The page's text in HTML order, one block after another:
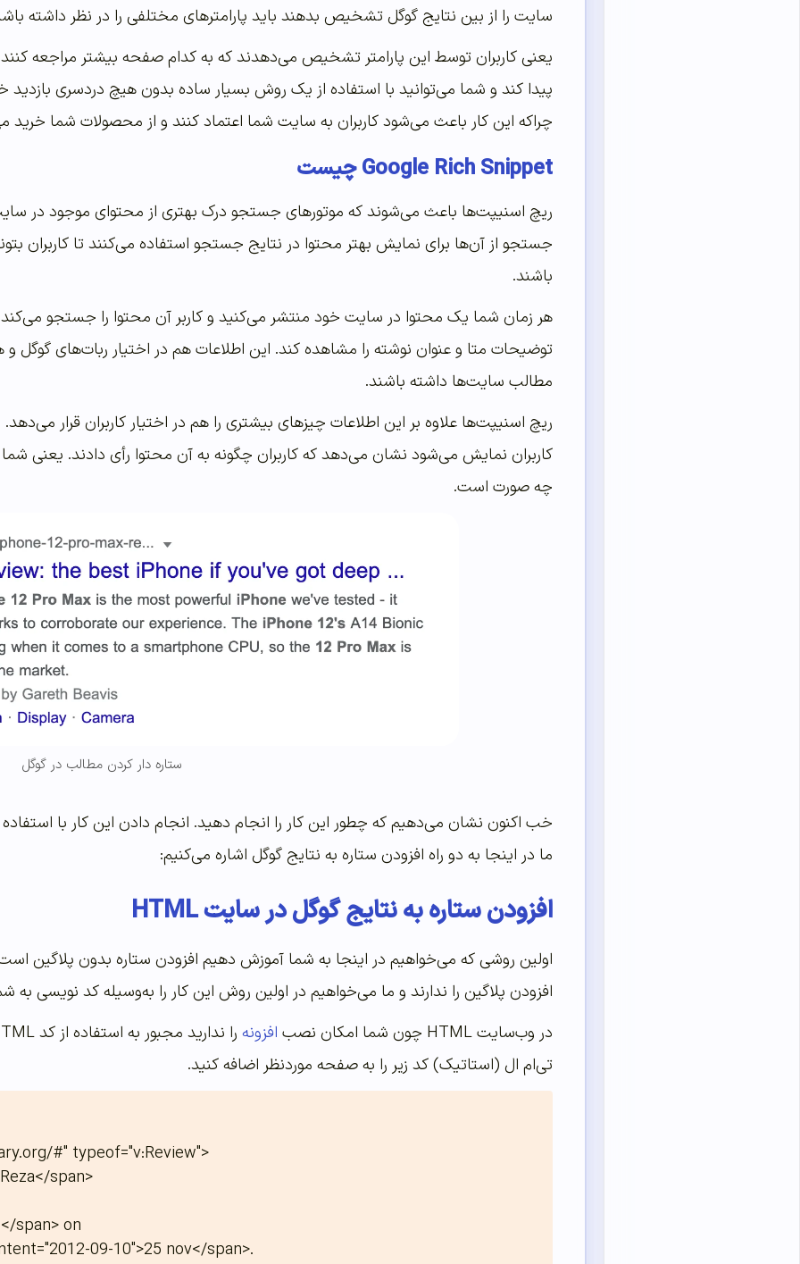
سایت را از بین نتایج گوگل تشخیص بدهند باید پارامترهای مختلفی را در نظر داشته
یعنی کاربران توسط این پارامتر تشخیص می‌دهدند که به کدام صفحه بیشتر مراجعه
پیدا کند و شما می‌توانید با استفاده از یک روش بسیار ساده بدون هیچ دردسری بازدید
چراکه این کار باعث می‌شود کاربران به سایت شما اعتماد کنند و از محصولات شما خرید
Google Rich Snippet چیست
ریچ اسنیپت‌ها باعث می‌شوند که موتورهای جستجو درک بهتری از محتوای موجود در
جستجو از آن‌ها برای نمایش بهتر محتوا در نتایج جستجو استفاده می‌کنند تا کاربران
باشند.
توضیحات متا و عنوان نوشته را مشاهده کند. این اطلاعات هم در اختیار ربات‌های گوگل و
مطالب سایت‌ها داشته باشند.
ریچ اسنیپت‌ها علاوه بر این اطلاعات چیزهای بیشتری را هم در اختیار کاربران قرار
کاربران نمایش می‌شود نشان می‌دهد که کاربران چگونه به آن محتوا رأی دادند. یعنی شما
چه صورت است.
ستاره دار کردن مطالب در گوگل
خب اکنون نشان می‌دهیم که چطور این کار را انجام دهید. انجام دادن این کار با
ما در اینجا به دو راه افزودن ستاره به نتایج گوگل اشاره می‌کنیم:
افزودن ستاره به نتایج گوگل در سایت HTML
اولین روشی که می‌خواهیم در اینجا به شما آموزش دهیم افزودن ستاره بدون پلاگین
افزودن پلاگین را ندارند و ما می‌خواهیم در اولین روش این کار را به‌وسیله کد نویسی
در وب‌سایت HTML چون شما امکان نصب
افزونه
تی‌ام ال (استاتیک) کد زیر را به صفحه موردنظر اضافه کنید.